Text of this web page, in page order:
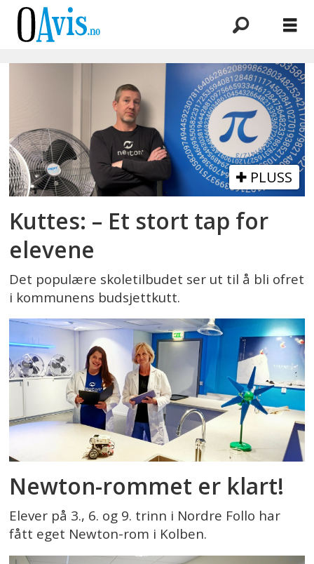
Emne:
PLUSS
Kuttes: – Et stort tap for
elevene
Det populære skoletilbudet ser ut til å bli ofret
i kommunens budsjettkutt.
Newton-rommet er klart!
Elever på 3., 6. og 9. trinn i Nordre Follo har
fått eget Newton-rom i Kolben.